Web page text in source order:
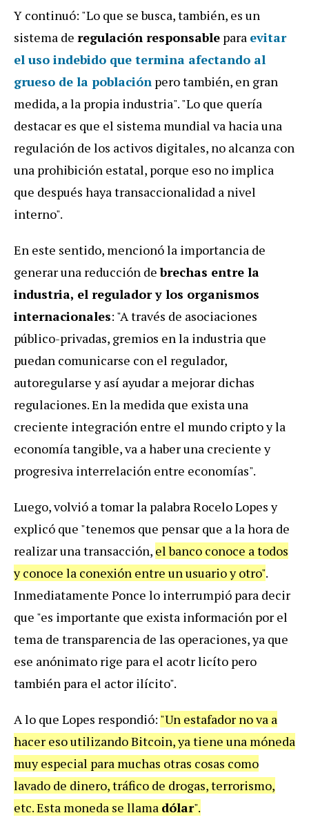
Y continuó: "Lo que se busca, también, es un
sistema de regulación responsable para evitar
el uso indebido que termina afectando al
grueso de la población pero también, en gran
medida, a la propia industria". "Lo que quería
destacar es que el sistema mundial va hacia una
regulación de los activos digitales, no alcanza con
una prohibición estatal, porque eso no implica
que después haya transaccionalidad a nivel
interno".
En este sentido, mencionó la importancia de
generar una reducción debrechas entre la
industria, el regulador y los organismos
internacionales: "A través de asociaciones
público-privadas, gremios en la industria que
puedan comunicarse con el regulador,
autoregularse y así ayudar a mejorar dichas
regulaciones. En la medida que exista una
creciente integración entre el mundo cripto y la
economía tangible, va a haber una creciente y
progresiva interrelación entre economías".
Luego, volvió a tomar la palabra Rocelo Lopes y
explicó que "tenemos que pensar que a la hora de
realizar una transacción, el banco conoce a todos
y conoce la conexión entre un usuario y otro".
Inmediatamente Ponce lo interrumpió para decir
que "es importante que exista información por el
tema de transparencia de las operaciones, ya que
ese anónimato rige para el acotr licíto pero
también para el actor ilícito".
A lo que Lopes respondió: "Un estafador no va a
hacer eso utilizando Bitcoin, ya tiene una móneda
muy especial para muchas otras cosas como
lavado de dinero, tráfico de drogas, terrorismo,
etc. Esta moneda se llama dólar".